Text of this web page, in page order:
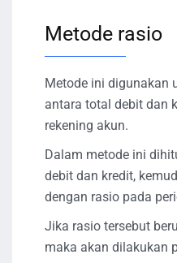
Metode rasio
Metode ini digunakan
antara total debit dan
rekening akun.
Dalam metode ini
debit dan kredit,
dengan rasio pada
Jika rasio tersebut
maka akan dilakukan